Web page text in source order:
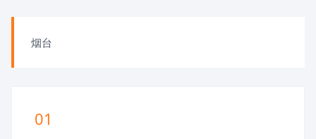
烟台
01